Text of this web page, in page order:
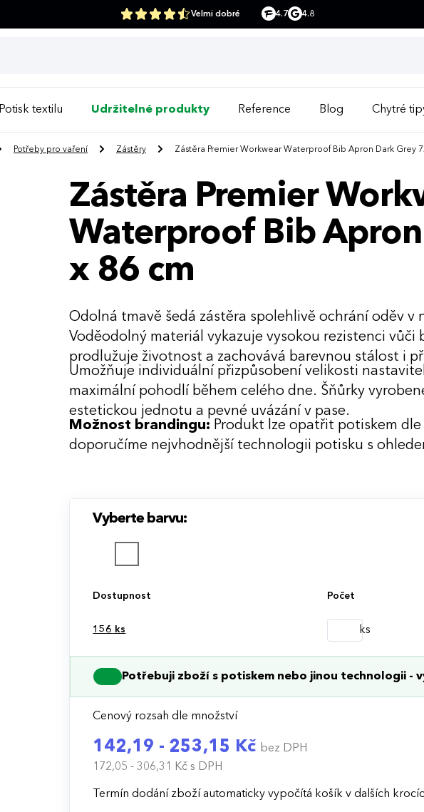
Velmi dobré 4.7 4.8
Potisk textilu Udržitelné produkty Reference Blog Chytré
Potřeby pro vaření Zástěry Zástěra Premier Workwear Waterproof Bib Apron Dark Grey
Zástěra Premier
Waterproof Bib
x 86 cm
Odolná tmavě šedá zástěra spolehlivě ochrání oděv v
Voděodolný materiál vykazuje vysokou rezistenci vůči
prodlužuje životnost a zachovává barevnou stálost i
Umožňuje individuální přizpůsobení velikosti
maximální pohodlí během celého dne. Šňůrky
estetickou jednotu a pevné uvázání v pase.
Možnost brandingu: Produkt lze opatřit potiskem
doporučíme nejvhodnější technologii potisku s
Vyberte barvu:
Dostupnost Počet
156 ks ks
Potřebuji zboží s potiskem nebo jinou technologii -
Cenový rozsah dle množství
142,19 - 253,15 Kč bez DPH
172,05 - 306,31 Kčs DPH
Termín dodání zboží automaticky vypočítá košík v dalších